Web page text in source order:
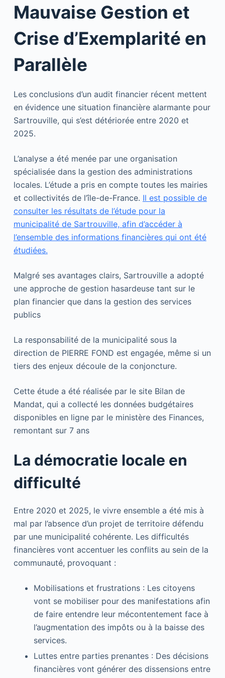
Mauvaise Gestion et
Crise d’Exemplarité en
Parallèle
Les conclusions d’un audit financier récent mettent
en évidence une situation financière alarmante pour
Sartrouville, qui s’est détériorée entre 2020 et
2025.
L’analyse a été menée par une organisation
spécialisée dans la gestion des administrations
locales. L’étude a pris en compte toutes les mairies
et collectivités de l’île-de-France. Il est possible de
consulter les résultats de l’étude pour la
municipalité de Sartrouville, afin d’accéder à
l’ensemble des informations financières qui ont été
étudiées.
Malgré ses avantages clairs, Sartrouville a adopté
une approche de gestion hasardeuse tant sur le
plan financier que dans la gestion des services
publics
La responsabilité de la municipalité sous la
direction de PIERRE FOND est engagée, même si un
tiers des enjeux découle de la conjoncture.
Cette étude a été réalisée par le site Bilan de
Mandat, qui a collecté les données budgétaires
disponibles en ligne par le ministère des Finances,
remontant sur 7 ans
La démocratie locale en
difficulté
Entre 2020 et 2025, le vivre ensemble a été mis à
mal par l’absence d’un projet de territoire défendu
par une municipalité cohérente. Les difficultés
financières vont accentuer les conflits au sein de la
communauté, provoquant :
Mobilisations et frustrations : Les citoyens
vont se mobiliser pour des manifestations afin
de faire entendre leur mécontentement face à
l’augmentation des impôts ou à la baisse des
services.
Luttes entre parties prenantes : Des décisions
financières vont générer des dissensions entre